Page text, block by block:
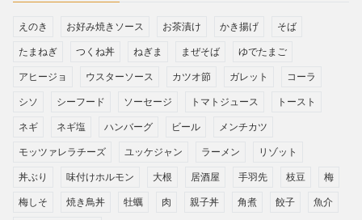
えのき お好み焼きソース お茶漬け かき揚げ そば
たまねぎ つくね丼 ねぎま まぜそば ゆでたまご
アヒージョ ウスターソース カツオ節 ガレット コーラ
シソ シーフード ソーセージ トマトジュース トースト
ネギ ネギ塩 ハンバーグ ビール メンチカツ
モッツァレラチーズ ユッケジャン ラーメン リゾット
丼ぶり 味付けホルモン 大根 居酒屋 手羽先 枝豆 梅
梅しそ 焼き鳥丼 牡蠣 肉 親子丼 角煮 餃子 魚介